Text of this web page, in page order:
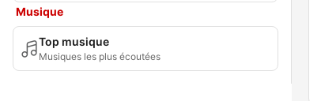
Musique
Top musique
Musiques les plus écoutées